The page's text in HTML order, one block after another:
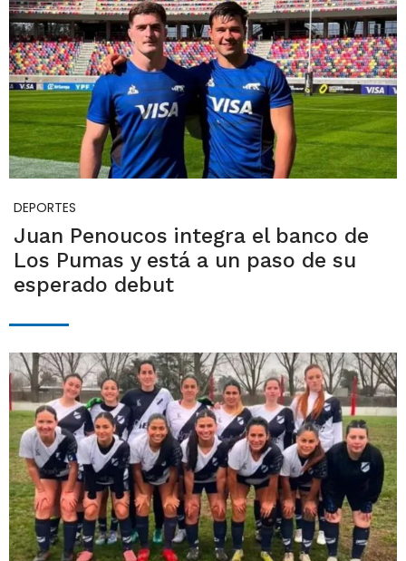
DEPORTES
Juan Penoucos integra el banco de
Los Pumas y está a un paso de su
esperado debut